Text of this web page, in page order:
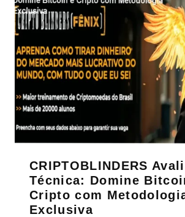
CRIPTOBLINDERS
Técnica: Domine
Cripto com
Exclusiva